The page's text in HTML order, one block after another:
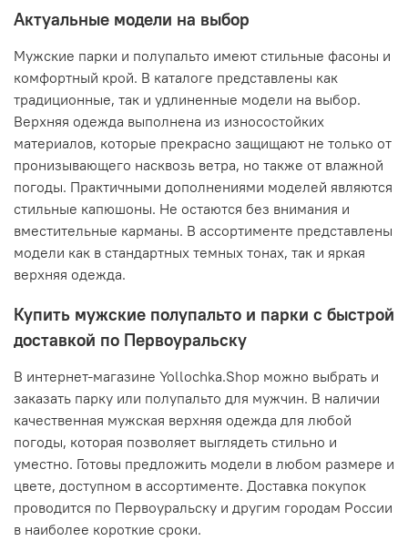
Актуальные модели на выбор
Мужские парки и полупальто имеют стильные фасоны и
комфортный крой. В каталоге представлены как
традиционные, так и удлиненные модели на выбор.
Верхняя одежда выполнена из износостойких
материалов, которые прекрасно защищают не только от
пронизывающего насквозь ветра, но также от влажной
погоды. Практичными дополнениями моделей являются
стильные капюшоны. Не остаются без внимания и
вместительные карманы. В ассортименте представлены
модели как в стандартных темных тонах, так и яркая
верхняя одежда.
Купить мужские полупальто и парки с быстрой
доставкой по Первоуральску
В интернет-магазине Yollochka.Shop можно выбрать и
заказать парку или полупальто для мужчин. В наличии
качественная мужская верхняя одежда для любой
погоды, которая позволяет выглядеть стильно и
уместно. Готовы предложить модели в любом размере и
цвете, доступном в ассортименте. Доставка покупок
проводится по Первоуральску и другим городам России
в наиболее короткие сроки.